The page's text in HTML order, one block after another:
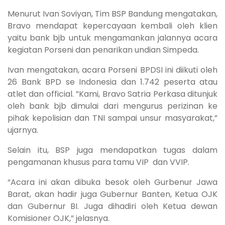
Menurut Ivan Soviyan, Tim BSP Bandung mengatakan,
Bravo mendapat kepercayaan kembali oleh klien
yaitu bank bjb untuk mengamankan jalannya acara
kegiatan Porseni dan penarikan undian Simpeda.
Ivan mengatakan, acara Porseni BPDSI ini diikuti oleh
26 Bank BPD se Indonesia dan 1.742 peserta atau
atlet dan official. ”Kami, Bravo Satria Perkasa ditunjuk
oleh bank bjb dimulai dari mengurus perizinan ke
pihak kepolisian dan TNI sampai unsur masyarakat,”
ujarnya.
Selain itu, BSP juga mendapatkan tugas dalam
pengamanan khusus para tamu VIP dan VVIP.
“Acara ini akan dibuka besok oleh Gurbenur Jawa
Barat, akan hadir juga Gubernur Banten, Ketua OJK
dan Gubernur BI. Juga dihadiri oleh Ketua dewan
Komisioner OJK,” jelasnya.